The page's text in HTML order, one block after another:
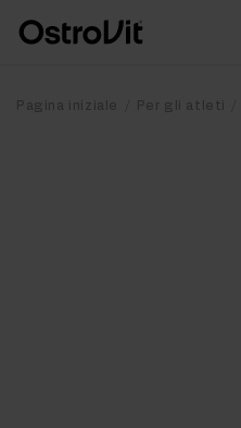
Pagina iniziale Per gli atleti